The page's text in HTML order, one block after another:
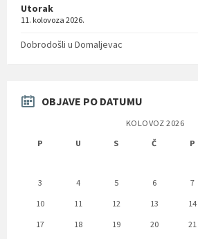
Utorak
11. kolovoza 2026.
Dobrodošli u Domaljevac
OBJAVE PO DATUMU
KOLOVOZ 2026
P
U S Č P
3
4 5 6 7
10
11 12 13 14
17
18 19 20 21